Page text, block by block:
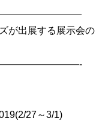
が出展する展示会の
27～3/1)